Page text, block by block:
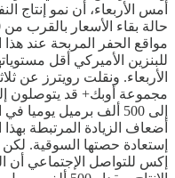
أمس الأربعاء، أن نمو إنتاج
مواقع الحفر المربحة عند
للبنزين الأميركي أقل
الأربعاء. ونقلت رويترز عن
مجموعة أوبك+ قد يتوصلون
إلى 500 ألف برميل
أضعاف الزيادة المرتبطة
إستعادة حصتها السوقية.
إكس للتواصل الإجتماعي أن